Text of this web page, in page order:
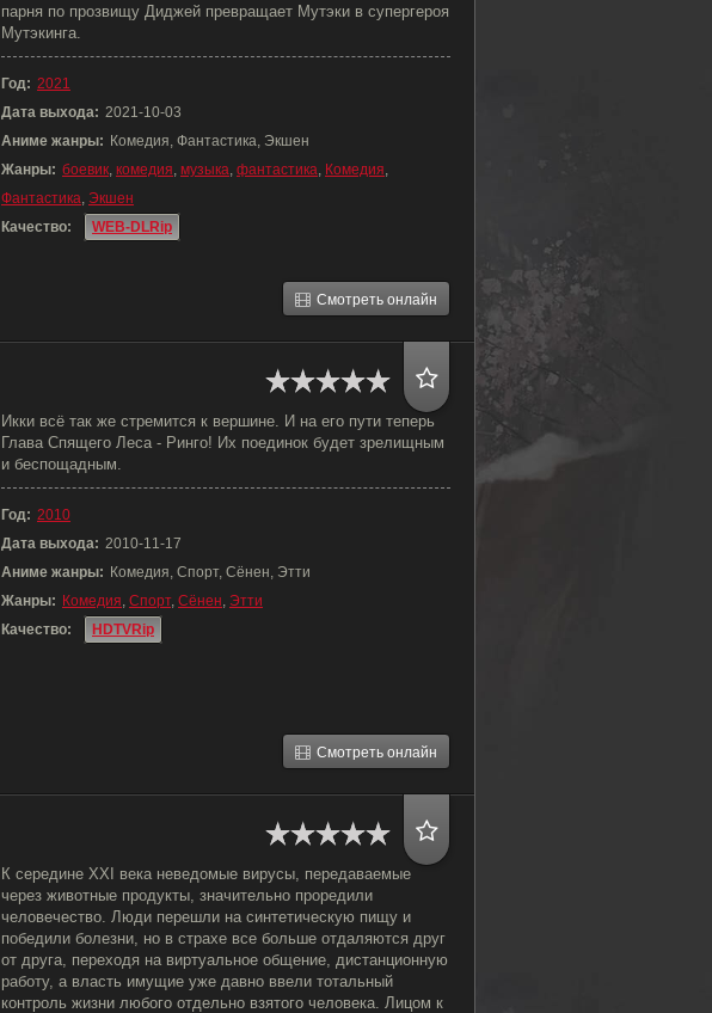
парня по прозвищу Диджей превращает Мутэки в супергероя
Мутэкинга.
Год: 2021
Дата выхода: 2021-10-03
Аниме жанры: Комедия, Фантастика, Экшен
Жанры: боевик, комедия, музыка, фантастика, Комедия,
Фантастика, Экшен
Качество:
WEB-DLRip
Смотреть онлайн
Икки всё так же стремится к вершине. И на его пути теперь
Глава Спящего Леса - Ринго! Их поединок будет зрелищным
и беспощадным.
Год: 2010
Дата выхода: 2010-11-17
Аниме жанры: Комедия, Спорт, Сёнен, Этти
Жанры: Комедия, Спорт, Сёнен, Этти
Качество:
HDTVRip
Смотреть онлайн
К середине XXI века неведомые вирусы, передаваемые
через животные продукты, значительно проредили
человечество. Люди перешли на синтетическую пищу и
победили болезни, но в страхе все больше отдаляются друг
от друга, переходя на виртуальное общение, дистанционную
работу, а власть имущие уже давно ввели тотальный
контроль жизни любого отдельно взятого человека. Лицом к